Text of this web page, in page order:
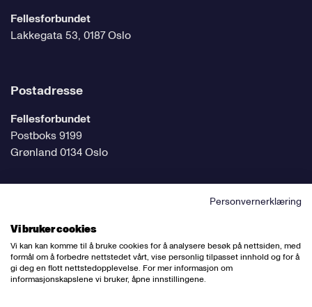
Fellesforbundet
Lakkegata 53, 0187 Oslo
Postadresse
Fellesforbundet
Postboks 9199
Grønland 0134 Oslo
Følg oss på sosiale medier
Personvernerklæring
Vi bruker cookies
Vi kan kan komme til å bruke cookies for å analysere besøk på nettsiden, med
formål om å forbedre nettstedet vårt, vise personlig tilpasset innhold og for å
gi deg en flott nettstedopplevelse. For mer informasjon om
informasjonskapslene vi bruker, åpne innstillingene.